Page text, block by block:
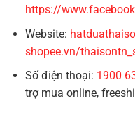
https://
Website:
shopee.vn/
Số điện thoại: 1900
trợ mua online,